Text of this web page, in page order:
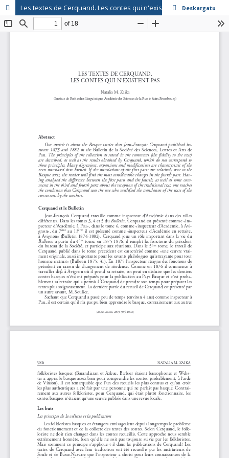
Les textes de Cerquand. Les contes qui n'existent pasDeskargatu